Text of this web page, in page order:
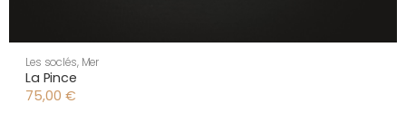
Les soclés, Mer
La Pince
75,00 €